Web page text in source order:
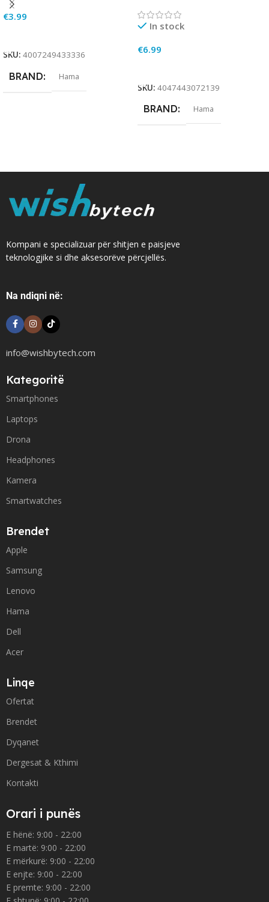
€3.99
SKU: 4007249433336
BRAND Hama
In stock
€6.99
SKU: 4047443072139
BRAND Hama
Kompani e specializuar për shitjen e paisjeve
teknologjike si dhe aksesorëve përcjellës.
Na ndiqni në:
info@wishbytech.com
Kategoritë
Smartphones
Laptops
Drona
Headphones
Kamera
Smartwatches
Brendet
Apple
Samsung
Lenovo
Hama
Dell
Acer
Linqe
Ofertat
Brendet
Dyqanet
Dergesat & Kthimi
Kontakti
Orari i punës
E hënë: 9:00 - 22:00
E martë: 9:00 - 22:00
E mërkurë: 9:00 - 22:00
E enjte: 9:00 - 22:00
E premte: 9:00 - 22:00